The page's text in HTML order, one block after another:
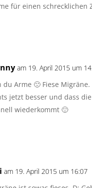
für einen schrecklichen
am 19. April 2015 um
du Arme 🙁 Fiese
jetzt besser und dass
wiederkommt 🙂
am 19. April 2015 um 16:07